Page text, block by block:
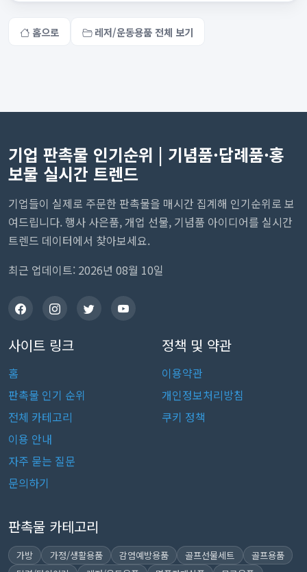
홈으로 레저/운동용품 전체 보기
기업 판촉물 인기순위 | 기념품·답례품·홍
보물 실시간 트렌드
기업들이 실제로 주문한 판촉물을 매시간 집계해 인기순위로 보
여드립니다. 행사 사은품, 개업 선물, 기념품 아이디어를 실시간
트렌드 데이터에서 찾아보세요.
최근 업데이트: 2026년 08월 10일
사이트 링크
홈
판촉물 인기 순위
전체 카테고리
이용 안내
자주 묻는 질문
문의하기
정책 및 약관
이용약관
개인정보처리방침
쿠키 정책
판촉물 카테고리
가방 가정/생활용품 감염예방용품 골프선물세트
골프용품